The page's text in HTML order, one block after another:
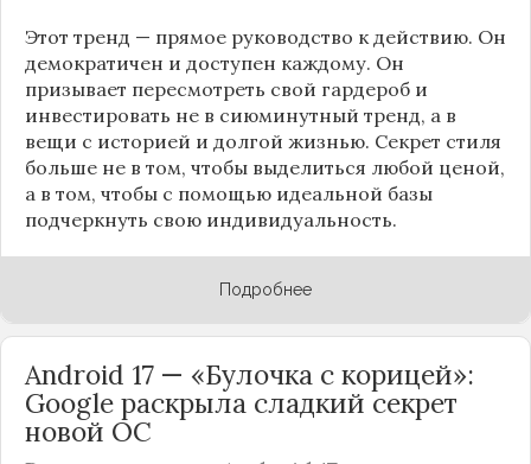
Этот тренд — прямое руководство к действию. Он
демократичен и доступен каждому. Он
призывает пересмотреть свой гардероб и
инвестировать не в сиюминутный тренд, а в
вещи с историей и долгой жизнью. Секрет стиля
больше не в том, чтобы выделиться любой ценой,
а в том, чтобы с помощью идеальной базы
подчеркнуть свою индивидуальность.
Подробнее
Android 17 — «Булочка с корицей»:
Google раскрыла сладкий секрет
новой ОС